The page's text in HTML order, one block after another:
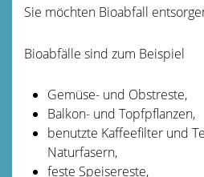
Sie möchten Bioabfall
Bioabfälle sind zum Beispiel
Gemüse- und Obstreste,
Balkon- und Topfpflanzen,
benutzte Kaffeefilter und
Naturfasern,
feste Speisereste,